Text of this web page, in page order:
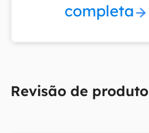
completa
Revisão de produto